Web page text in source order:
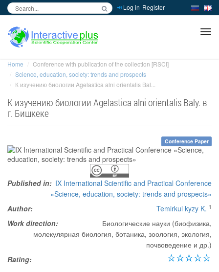
Log in Register
Home
Conference with publication of the collection [RSCI]
Science, education, society: trends and prospects
К изучению биологии Agelastica alni orientalis Bal...
К изучению биологии Agelastica alni orientalis Baly. в
г. Бишкеке
Conference Paper
Published in: IX International Scientific and Practical Conference
«Science, education, society: trends and prospects»
Author:
Temirkul kyzy K. 1
Work direction:
Биологические науки (биофизика,
молекулярная биология, ботаника, зоология, экология,
почвоведение и др.)
Rating: